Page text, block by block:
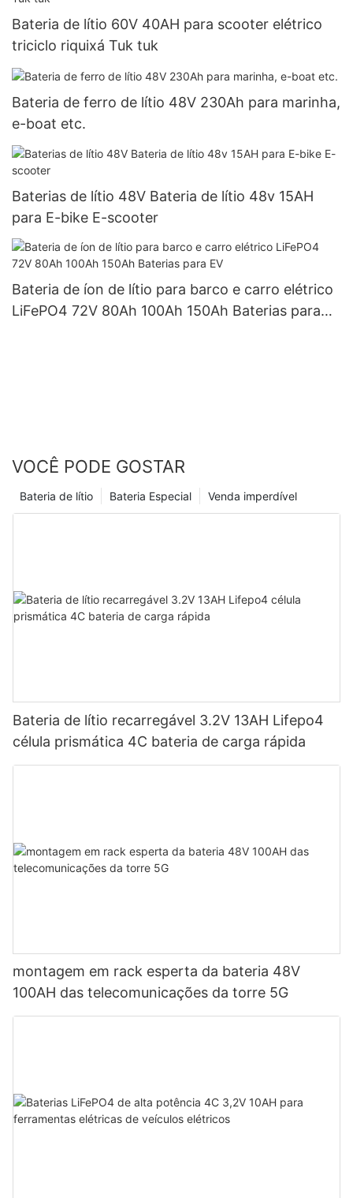
Bateria de lítio 60V 40AH para scooter elétrico
triciclo riquixá Tuk tuk
Bateria de ferro de lítio 48V 230Ah para marinha,
e-boat etc.
Baterias de lítio 48V Bateria de lítio 48v 15AH
para E-bike E-scooter
Bateria de íon de lítio para barco e carro elétrico
LiFePO4 72V 80Ah 100Ah 150Ah Baterias para
VOCÊ PODE GOSTAR
Venda imperdível
Bateria Especial
Bateria de lítio
Bateria de lítio recarregável 3.2V 13AH Lifepo4
célula prismática 4C bateria de carga rápida
montagem em rack esperta da bateria 48V
100AH ​​das telecomunicações da torre 5G